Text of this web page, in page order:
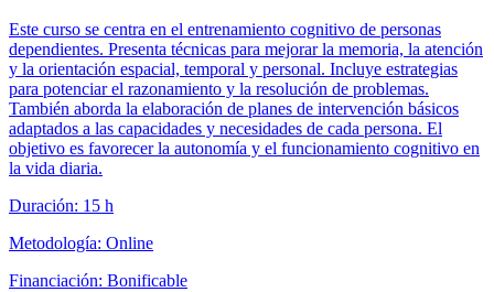
Este curso se centra en el entrenamiento cognitivo de personas
dependientes. Presenta técnicas para mejorar la memoria, la atención
y la orientación espacial, temporal y personal. Incluye estrategias
para potenciar el razonamiento y la resolución de problemas.
También aborda la elaboración de planes de intervención básicos
adaptados a las capacidades y necesidades de cada persona. El
objetivo es favorecer la autonomía y el funcionamiento cognitivo en
la vida diaria.
Duración: 15 h
Metodología: Online
Financiación: Bonificable